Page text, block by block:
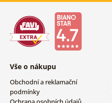
Vše o nákupu
Obchodní a reklamační
podmínky